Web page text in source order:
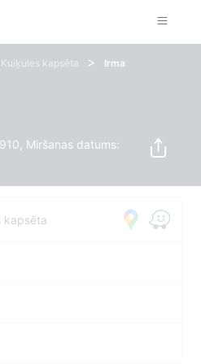
Kuiķules kapsēta >
Irma
Miršanas datums:
kapsēta